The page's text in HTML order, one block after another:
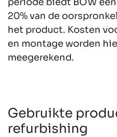
20% van de
het product. Kosten
en montage worden
meegerekend.
Gebruikte
refurbishing